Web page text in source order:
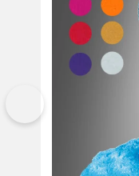
Vorherige